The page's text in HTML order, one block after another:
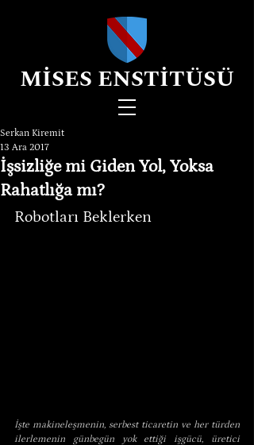
MİSES ENSTİTÜSÜ
İşsizliğe mi Giden Yol, Yoksa
Rahatlığa mı?
Serkan Kiremit
13 Ara 2017
Robotları Beklerken
İşte makineleşmenin, serbest ticaretin ve her türden
ilerlemenin günbegün yok ettiği işgücü, üretici